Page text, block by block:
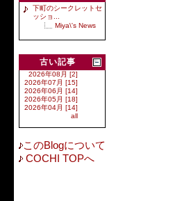
下町のシークレットセ
ッショ...
Miya\'s News
古い記事
2026年08月 [2]
2026年07月 [15]
2026年06月 [14]
2026年05月 [18]
2026年04月 [14]
all
このBlogについて
COCHI TOPへ